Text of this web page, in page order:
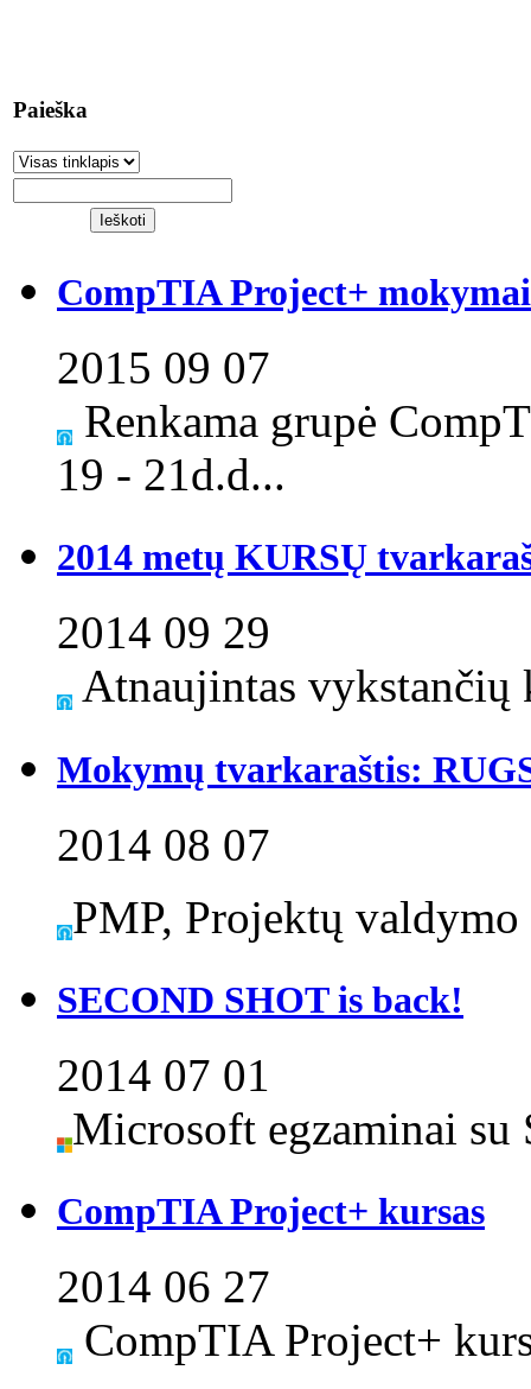
Paieška
CompTIA Project+
2015 09 07
Renkama grupė
19 - 21d.d...
2014 metų KURSŲ
2014 09 29
Atnaujintas vykstančių
Mokymų tvarkaraštis:
2014 08 07
PMP, Projektų
SECOND SHOT is back!
2014 07 01
Microsoft egzaminai su
CompTIA Project+ kursas
2014 06 27
CompTIA Project+